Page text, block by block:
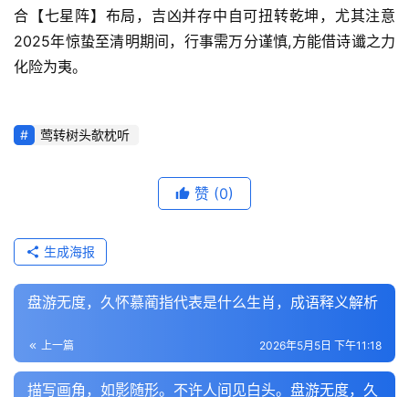
合【七星阵】布局，吉凶并存中自可扭转乾坤，尤其注意
2025年惊蛰至清明期间，行事需万分谨慎,方能借诗谶之力
化险为夷。
莺转树头欹枕听
赞 (0)
生成海报
盘游无度，久怀慕蔺指代表是什么生肖，成语释义解析
上一篇 2026年5月5日 下午11:18
描写画角，如影随形。不许人间见白头。盘游无度，久